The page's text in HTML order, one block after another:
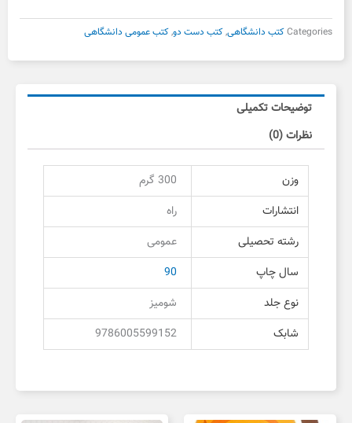
دست
دوم
Categoriesکتب دانشگاهی,کتب دست دو,کتب عمومی دانشگاهی
توضیحات تکمیلی
نظرات (0)
وزن
300 گرم
انتشارات
راه
رشته تحصیلی
عمومی
سال چاپ
90
نوع جلد
شومیز
شابک
9786005599152